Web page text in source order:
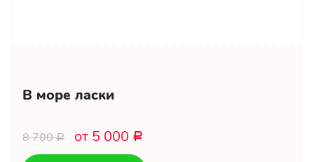
В море ласки
8 700Р от 5 000 Р